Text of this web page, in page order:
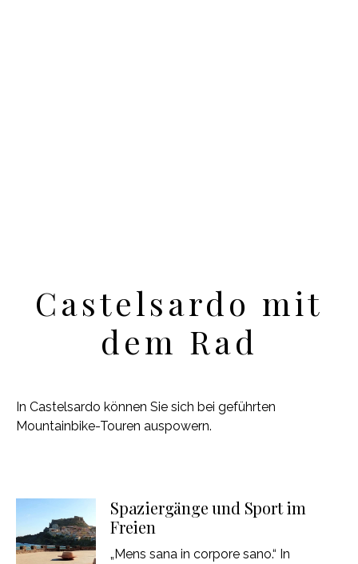
Castelsardo mit
dem Rad
In Castelsardo können Sie sich bei geführten
Mountainbike-Touren auspowern.
Spaziergänge und Sport im
Freien
„Mens sana in corpore sano.“ In